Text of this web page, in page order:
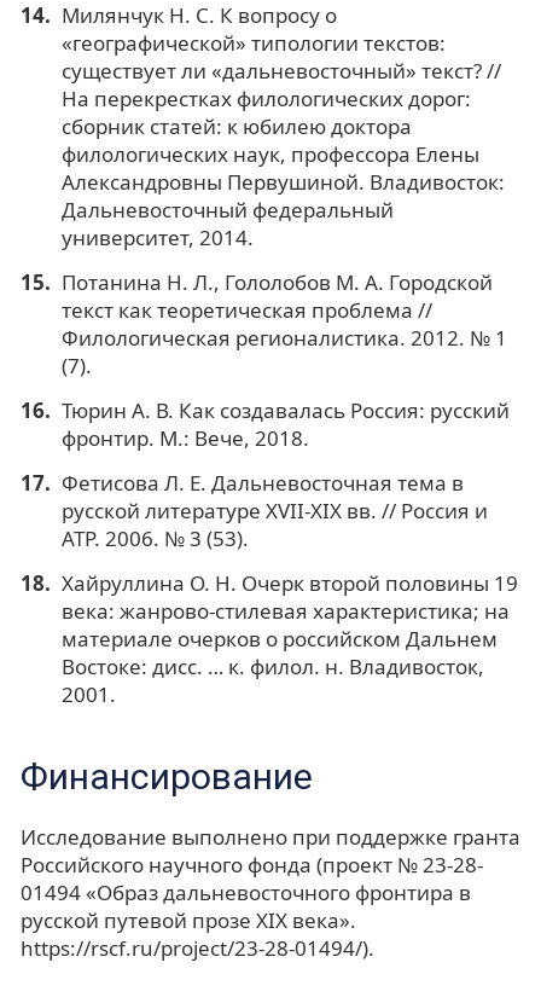
Милянчук Н. С. К вопросу о
«географической» типологии текстов:
существует ли «дальневосточный» текст? //
На перекрестках филологических дорог:
сборник статей: к юбилею доктора
филологических наук, профессора Елены
Александровны Первушиной. Владивосток:
Дальневосточный федеральный
университет, 2014.
Потанина Н. Л., Гололобов М. А. Городской
текст как теоретическая проблема //
Филологическая регионалистика. 2012. № 1
(7).
Тюрин А. В. Как создавалась Россия: русский
фронтир. М.: Вече, 2018.
Фетисова Л. Е. Дальневосточная тема в
русской литературе XVII-XIX вв. // Россия и
АТР. 2006. № 3 (53).
Хайруллина О. Н. Очерк второй половины 19
века: жанрово-стилевая характеристика; на
материале очерков о российском Дальнем
Востоке: дисс. … к. филол. н. Владивосток,
2001.
Финансирование
Исследование выполнено при поддержке гранта
Российского научного фонда (проект № 23-28-
01494 «Образ дальневосточного фронтира в
русской путевой прозе XIX века».
https://rscf.ru/project/23-28-01494/).